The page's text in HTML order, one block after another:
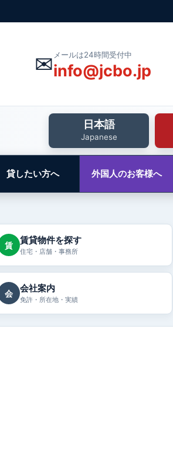
✉ メールは24時間受付中
info@jcbo.jp
日本語
Japanese
貸したい方へ 外国人のお客様へ
賃 賃貸物件を探す
住宅・店舗・事務所
会 会社案内
免許・所在地・実績